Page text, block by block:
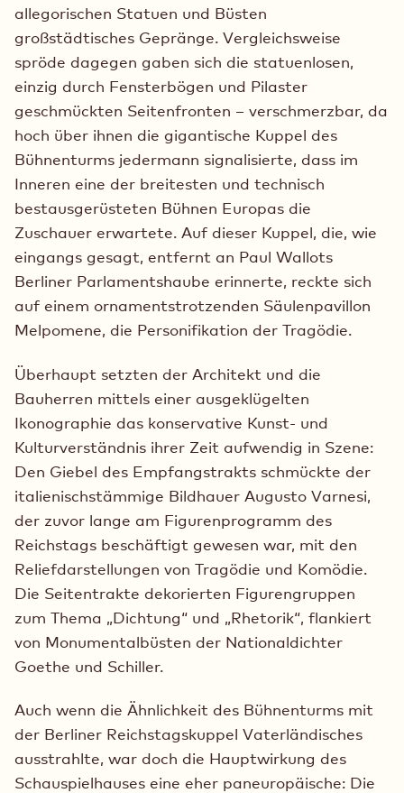
allegorischen Statuen und Büsten
großstädtisches Gepränge. Vergleichsweise
spröde dagegen gaben sich die statuenlosen,
einzig durch Fensterbögen und Pilaster
geschmückten Seitenfronten – verschmerzbar, da
hoch über ihnen die gigantische Kuppel des
Bühnenturms jedermann signalisierte, dass im
Inneren eine der breitesten und technisch
bestausgerüsteten Bühnen Europas die
Zuschauer erwartete. Auf dieser Kuppel, die, wie
eingangs gesagt, entfernt an Paul Wallots
Berliner Parlamentshaube erinnerte, reckte sich
auf einem ornamentstrotzenden Säulenpavillon
Melpomene, die Personifikation der Tragödie.
Überhaupt setzten der Architekt und die
Bauherren mittels einer ausgeklügelten
Ikonographie das konservative Kunst- und
Kulturverständnis ihrer Zeit aufwendig in Szene:
Den Giebel des Empfangstrakts schmückte der
italienischstämmige Bildhauer Augusto Varnesi,
der zuvor lange am Figurenprogramm des
Reichstags beschäftigt gewesen war, mit den
Reliefdarstellungen von Tragödie und Komödie.
Die Seitentrakte dekorierten Figurengruppen
zum Thema „Dichtung“ und „Rhetorik“, flankiert
von Monumentalbüsten der Nationaldichter
Goethe und Schiller.
Auch wenn die Ähnlichkeit des Bühnenturms mit
der Berliner Reichstagskuppel Vaterländisches
ausstrahlte, war doch die Hauptwirkung des
Schauspielhauses eine eher paneuropäische: Die